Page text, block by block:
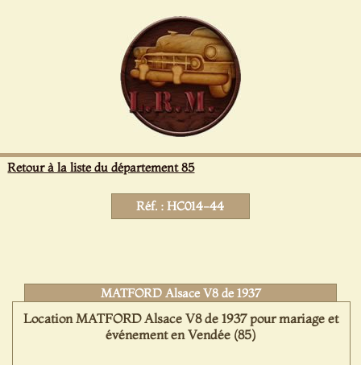
Retour à la liste du département 85
Réf. : HC014-44
MATFORD Alsace V8 de 1937
Location MATFORD Alsace V8 de 1937 pour mariage et
événement en Vendée (85)